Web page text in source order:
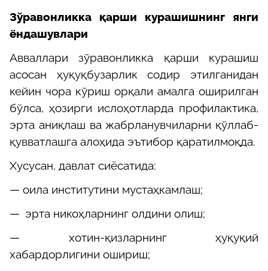
Зўравонликка қарши курашишнинг янги
ёндашувлари
Авваллари зўравонликка қарши курашиш
асосан ҳуқуқбузарлик содир этилганидан
кейин чора кўриш орқали амалга оширилган
бўлса, ҳозирги ислоҳотларда профилактика,
эрта аниқлаш ва жабрланувчиларни қўллаб-
қувватлашга алоҳида эътибор қаратилмоқда.
Хусусан, давлат сиёсатида:
— оила институтини мустаҳкамлаш;
— эрта никоҳларнинг олдини олиш;
— хотин-қизларнинг ҳуқуқий
хабардорлигини ошириш;